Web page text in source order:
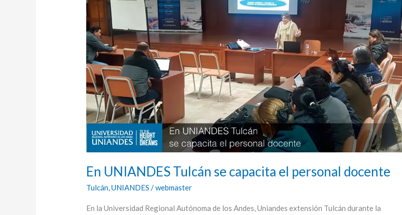
En UNIANDES Tulcán se capacita el personal docente
Tulcán,UNIANDES /webmaster
En la Universidad Regional Autónoma de los Andes, Uniandes extensión Tulcán durante la
se
capacita
el
personal
docente